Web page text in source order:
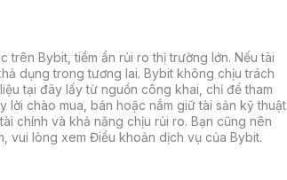
trên Bybit, tiềm ẩn rủi ro thị trường lớn. Nếu tài
dụng trong tương lai. Bybit không chịu trách
tại đây lấy từ nguồn công khai, chỉ để tham
chào mua, bán hoặc nắm giữ tài sản kỹ thuật
chính và khả năng chịu rủi ro. Bạn cũng nên
vui lòng xem Điều khoản dịch vụ của Bybit.